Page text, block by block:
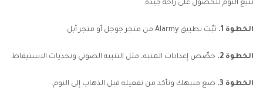
تتبع النوم للحصول على راحة جيدة.
الخطوة 1. ثبِّت تطبيق Alarmy من متجر جوجل أو متجر أبل.
الخطوة 2. خصِّص إعدادات المنبه، مثل التنبيه الصوتي وتحديات الاستيقاظ.
الخطوة 3. ضع منبهك وتأكد من تفعيله قبل الذهاب إلى النوم.